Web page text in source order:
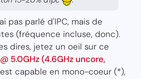
pas parlé d'IPC, mais de
(fréquence incluse, donc).
dires, jetez un oeil sur ce
5.0GHz (4.6GHz uncore,
est capable en mono-coeur (*),